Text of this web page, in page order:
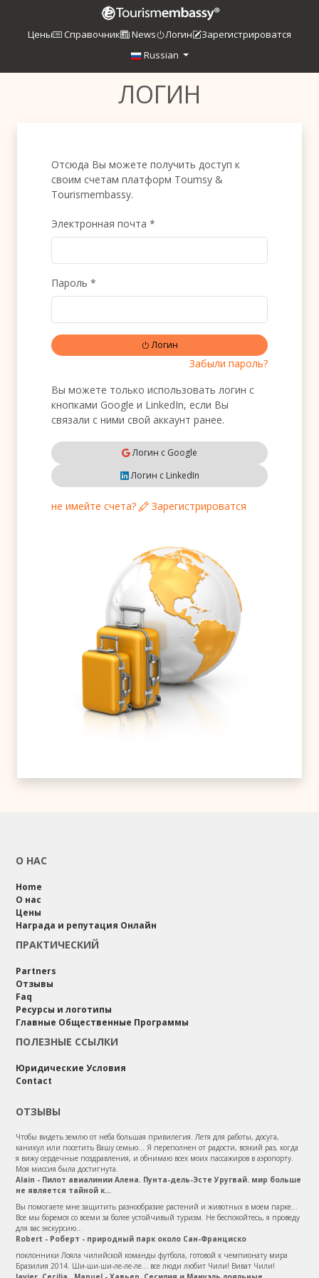
Цены Справочник News Логин
Зарегистрироватся
Russian
ЛОГИН
Отсюда Вы можете получить доступ к
своим счетам платформ Toumsy &
Tourismembassy.
Электронная почта *
Пароль *
Логин
Забыли пароль?
Вы можете только использовать логин с
кнопками Google и LinkedIn, если Вы
связали с ними свой аккаунт ранее.
Логин с Google
Логин с LinkedIn
не имейте счета? Зарегистрироватся
О НАС
Home
О нас
Цены
Награда и репутация Онлайн
ПРАКТИЧЕСКИЙ
Partners
Отзывы
Faq
Ресурсы и логотипы
Главные Общественные Программы
ПОЛЕЗНЫЕ ССЫЛКИ
Юридические Условия
Contact
ОТЗЫВЫ
Чтобы видеть землю от неба большая привилегия. Летя для работы, досуга,
каникул или посетить Вашу семью... Я переполнен от радости, всякий раз, когда
я вижу сердечные поздравления, и обнимаю всех моих пассажиров в аэропорту.
Моя миссия была достигнута.
Alain - Пилот авиалинии Алена. Пунта-дель-Эсте Уругвай. мир больше
не является тайной к...
Вы помогаете мне защитить разнообразие растений и животных в моем парке...
Все мы боремся со всеми за более устойчивый туризм. Не беспокойтесь, я проведу
для вас экскурсию...
Robert - Роберт - природный парк около Сан-Франциско
поклонники Лояла чилийской команды футбола, готовой к чемпионату мира
Бразилия 2014. Ши-ши-ши-ле-ле-ле... все люди любит Чили! Виват Чили!